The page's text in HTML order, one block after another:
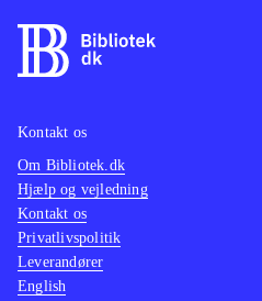
Kontakt os
Om Bibliotek.dk
Hjælp og vejledning
Kontakt os
Privatlivspolitik
Leverandører
English